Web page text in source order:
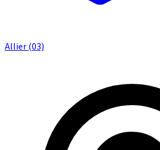
Allier (03)